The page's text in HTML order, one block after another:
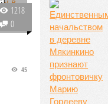
в
1218
0
45